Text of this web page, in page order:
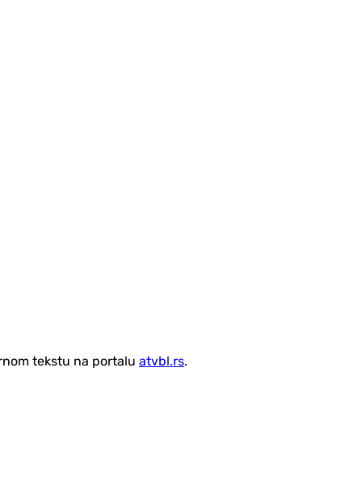
tekstu na portalu atvbl.rs.